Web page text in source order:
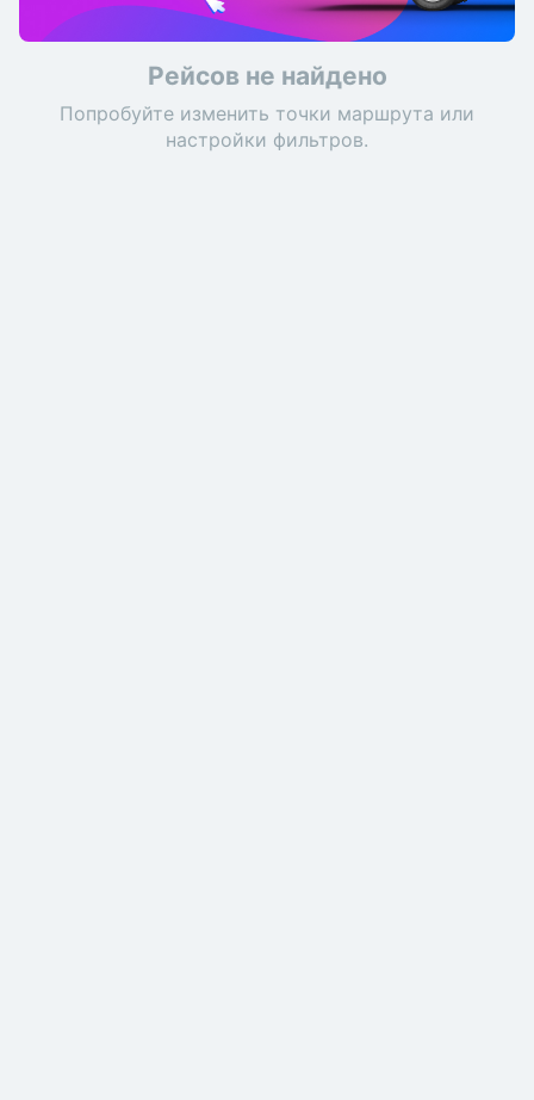
Рейсов не найдено
Попробуйте изменить точки маршрута или
настройки фильтров.